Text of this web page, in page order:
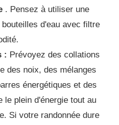
. Pensez à utiliser une
d'eau avec filtre
: Prévoyez des collations
des noix, des mélanges
énergétiques et des
le plein d'énergie tout au
Si votre randonnée dure